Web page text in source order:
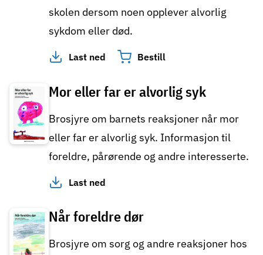
skolen dersom noen opplever alvorlig
sykdom eller død.
Last ned Bestill
Mor eller far er alvorlig syk
Brosjyre om barnets reaksjoner når mor
eller far er alvorlig syk. Informasjon til
foreldre, pårørende og andre interesserte.
Last ned
Når foreldre dør
Brosjyre om sorg og andre reaksjoner hos